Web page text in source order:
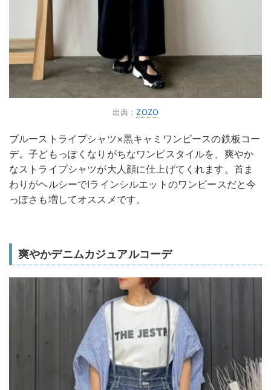
出典：ZOZO
ブルーストライプシャツ×黒キャミワンピースの鉄板コー
デ。子どもっぽくなりがちなワンピスタイルを、爽やか
なストライプシャツが大人顔に仕上げてくれます。首ま
わりがヘルシーでIラインシルエットのワンピースだと今
っぽさも増してオススメです。
爽やかデニムカジュアルコーデ